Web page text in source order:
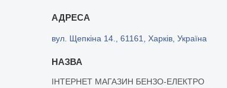
вул. Щепкіна 14., 61161, Харків, Україна
ІНТЕРНЕТ МАГАЗИН БЕНЗО-ЕЛЕКТРО